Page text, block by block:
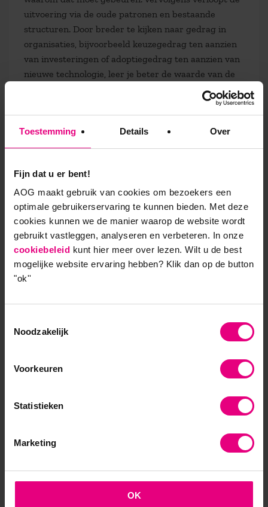
Toestemming Details Over
Fijn dat u er bent!
AOG maakt gebruik van cookies om bezoekers een
optimale gebruikerservaring te kunnen bieden. Met deze
cookies kunnen we de manier waarop de website wordt
gebruikt vastleggen, analyseren en verbeteren. In onze
cookiebeleid kunt hier meer over lezen. Wilt u de best
mogelijke website ervaring hebben? Klik dan op de button
"ok''
Noodzakelijk
Voorkeuren
Statistieken
Marketing
OK
uitvoering via de oude patronen en bestaande
structuren. Door breder te kijken naar gedrag in
organisaties, bijvoorbeeld keuzegedrag ten aanzien
van investeringen of adoptiegedrag ten aanzien van
nieuwe technologie, leer je beter de waarde van de
innovatie te begrijpen en kansen, argumentatie of
timing beter in te schatten. Met deze inzichten kun
je vervolgens beter je programma vormgeven en
beter het gesprek aangaan met de omliggende
stakeholders.
Ten tweede is het de brede ontwikkeling als
professional. Bijvoorbeeld ethiek was een
terugkerend thema in zowel de opleiding als in de
praktijk. Door hierop academisch te verdiepen ben je
beter in staat om een redenering op te zetten en een
persoonlijke positie in te nemen en die uit te dragen.
Dit geeft enerzijds antwoorden op vragen die spelen
rondom het thema onbemande systemen en
Leiderschap is dan niet zozeer een
positie of rol die je vervult maar meer het vermogen
denkt te komen, wat er onderweg allemaal gebeurt
te krijgen
. De rollen van veranderaar, innovator en
Hoe kan kennis over verandermanagement en
helpen om medewerkers die al langere tijd binnen